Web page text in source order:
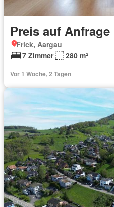
Preis auf Anfrage
Frick, Aargau
7 Zimmer
280 m²
Vor 1 Woche, 2 Tagen